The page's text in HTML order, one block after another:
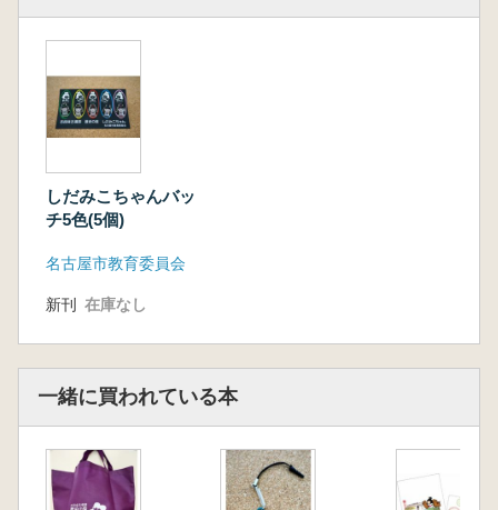
しだみこちゃんバッ
チ5色(5個)
名古屋市教育委員会
新刊 在庫なし
一緒に買われている本